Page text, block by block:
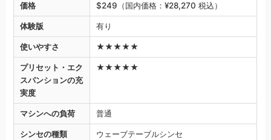
価格 $249（国内価格：¥28,270 税込）
体験版 有り
使いやすさ ★★★★★
プリセット・エク
スパンションの充
実度
★★★★★
マシンへの負荷 普通
シンセの種類 ウェーブテーブルシンセ